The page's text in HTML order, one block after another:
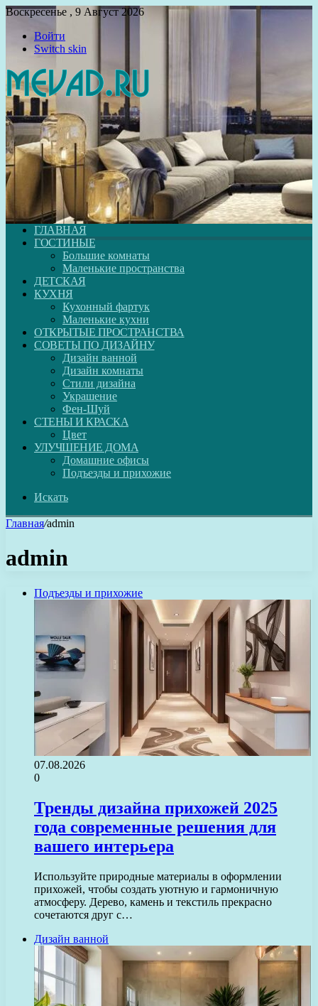
Воскресенье , 9 Август 2026
Войти
Switch skin
ГЛАВНАЯ
ГОСТИНЫЕ
Большие комнаты
Маленькие пространства
ДЕТСКАЯ
КУХНЯ
Кухонный фартук
Маленькие кухни
ОТКРЫТЫЕ ПРОСТРАНСТВА
СОВЕТЫ ПО ДИЗАЙНУ
Дизайн ванной
Дизайн комнаты
Стили дизайна
Украшение
Фен-Шуй
СТЕНЫ И КРАСКА
Цвет
УЛУЧШЕНИЕ ДОМА
Домашние офисы
Подъезды и прихожие
Искать
Главная/admin
admin
Подъезды и прихожие
07.08.2026
0
Тренды дизайна прихожей 2025
года современные решения для
вашего интерьера
Используйте природные материалы в оформлении
прихожей, чтобы создать уютную и гармоничную
атмосферу. Дерево, камень и текстиль прекрасно
сочетаются друг с…
Дизайн ванной